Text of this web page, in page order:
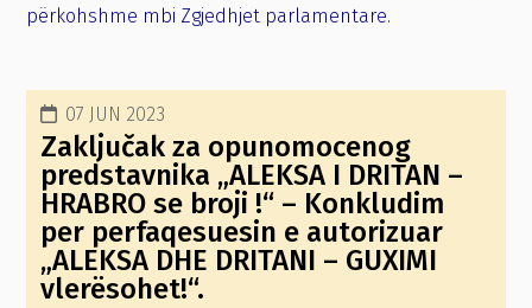
përkohshme mbi Zgjedhjet parlamentare.
07 JUN 2023
Zaključak za opunomocenog
predstavnika „ALEKSA I DRITAN –
HRABRO se broji !“ – Konkludim
per perfaqesuesin e autorizuar
„ALEKSA DHE DRITANI – GUXIMI
vlerësohet!“.